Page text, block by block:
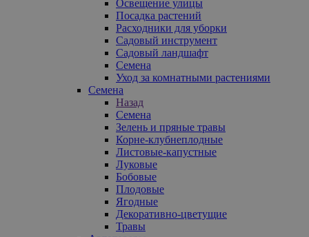
Освещение улицы
Посадка растений
Расходники для уборки
Садовый инструмент
Садовый ландшафт
Семена
Уход за комнатными растениями
Семена
Назад
Семена
Зелень и пряные травы
Корне-клубнеплодные
Листовые-капустные
Луковые
Бобовые
Плодовые
Ягодные
Декоративно-цветущие
Травы